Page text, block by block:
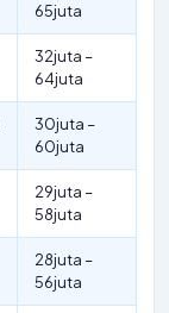
65juta
32juta –
64juta
30juta –
60juta
29juta –
58juta
28juta –
56juta